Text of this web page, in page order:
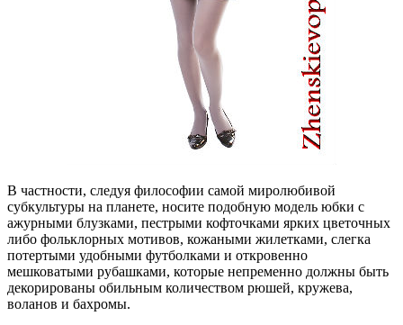
В частности, следуя философии самой миролюбивой
субкультуры на планете, носите подобную модель юбки с
ажурными блузками, пестрыми кофточками ярких цветочных
либо фольклорных мотивов, кожаными жилетками, слегка
потертыми удобными футболками и откровенно
мешковатыми рубашками, которые непременно должны быть
декорированы обильным количеством рюшей, кружева,
воланов и бахромы.